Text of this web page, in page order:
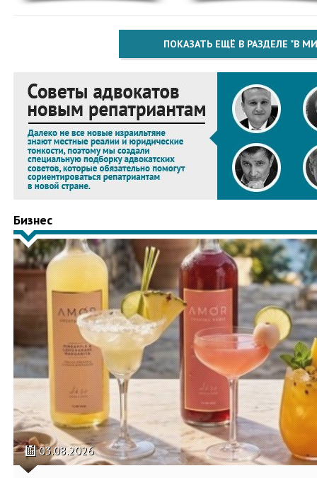
ПОКАЗАТЬ ЕЩЁ В РАЗДЕЛЕ "В
Бизнес
03.08.2026